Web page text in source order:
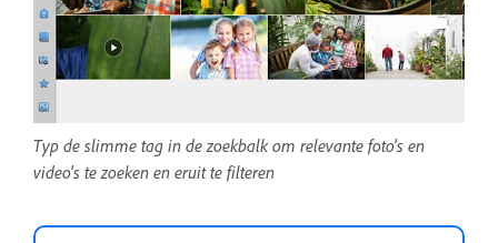
Typ de slimme tag in de zoekbalk om relevante foto's en
video's te zoeken en eruit te filteren